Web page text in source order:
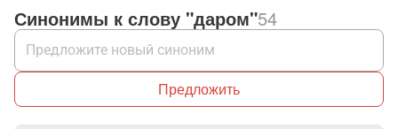
Синонимы к слову "даром"54
Предложить